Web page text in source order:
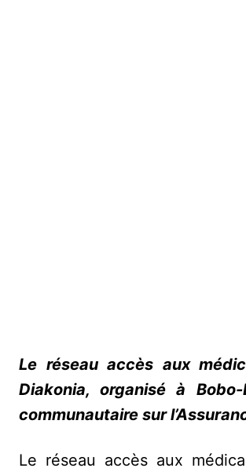
Le réseau accès aux
Diakonia, organisé à
communautaire sur
Le réseau accès aux